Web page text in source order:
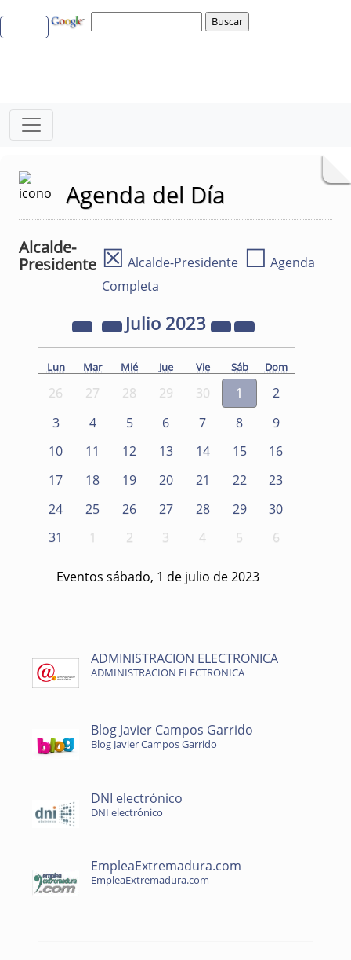
Agenda del Día
Alcalde-
Presidente ☒ Alcalde-Presidente ☐ Agenda
Completa
Julio 2023
Lun Mar Mié Jue Vie Sáb Dom
26 27 28 29 30 1
2
3
4 5 6 7 8
9
10
11 12 13 14 15
16
17
18 19 20 21 22
23
24
25 26 27 28 29
30
31
1 2 3 4 5 6
Eventos sábado, 1 de julio de 2023
ADMINISTRACION ELECTRONICA
ADMINISTRACION ELECTRONICA
Blog Javier Campos Garrido
Blog Javier Campos Garrido
DNI electrónico
DNI electrónico
EmpleaExtremadura.com
EmpleaExtremadura.com